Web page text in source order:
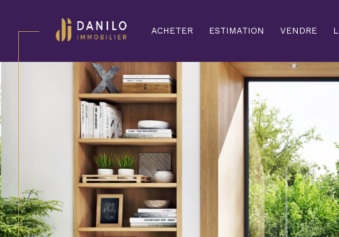
ACHETER ESTIMATION VENDRE
Acheter
de l'ancien
de l'ancien
Louer
à l'année
de l'immo pro
TYPE DE BIEN